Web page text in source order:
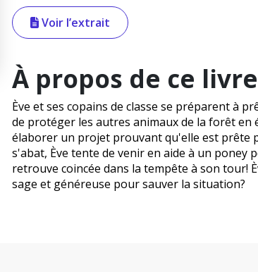
Voir l’extrait
À propos de ce livre
Ève et ses copains de classe se préparent à
de protéger les autres animaux de la forêt en
élaborer un projet prouvant qu'elle est prête
s'abat, Ève tente de venir en aide à un poney
retrouve coincée dans la tempête à son tour!
sage et généreuse pour sauver la situation?